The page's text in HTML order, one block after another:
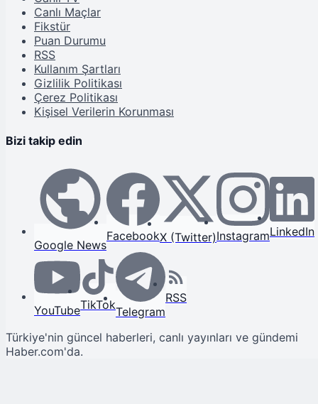
Canlı Maçlar
Fikstür
Puan Durumu
RSS
Kullanım Şartları
Gizlilik Politikası
Çerez Politikası
Kişisel Verilerin Korunması
Bizi takip edin
Google News
FacebookX (Twitter)InstagramLinkedIn
YouTubeTikTokTelegram
RSS
Türkiye'nin güncel haberleri, canlı yayınları ve gündemi
Haber.com'da.